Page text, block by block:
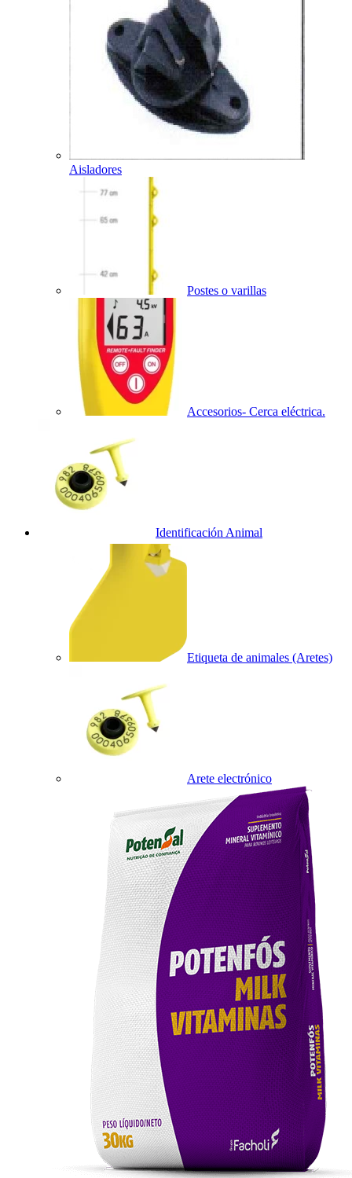
Aisladores
Postes o varillas
Accesorios- Cerca eléctrica.
Identificación Animal
Etiqueta de animales (Aretes)
Arete electrónico